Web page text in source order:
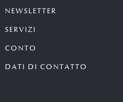
NEWSLETTER
SERVIZI
CONTO
DATI DI CONTATTO